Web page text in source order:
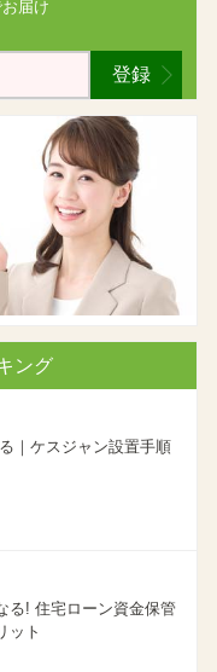
届け
登録
ング
｜ケスジャン設置手順
る! 住宅ローン資金保管
ット